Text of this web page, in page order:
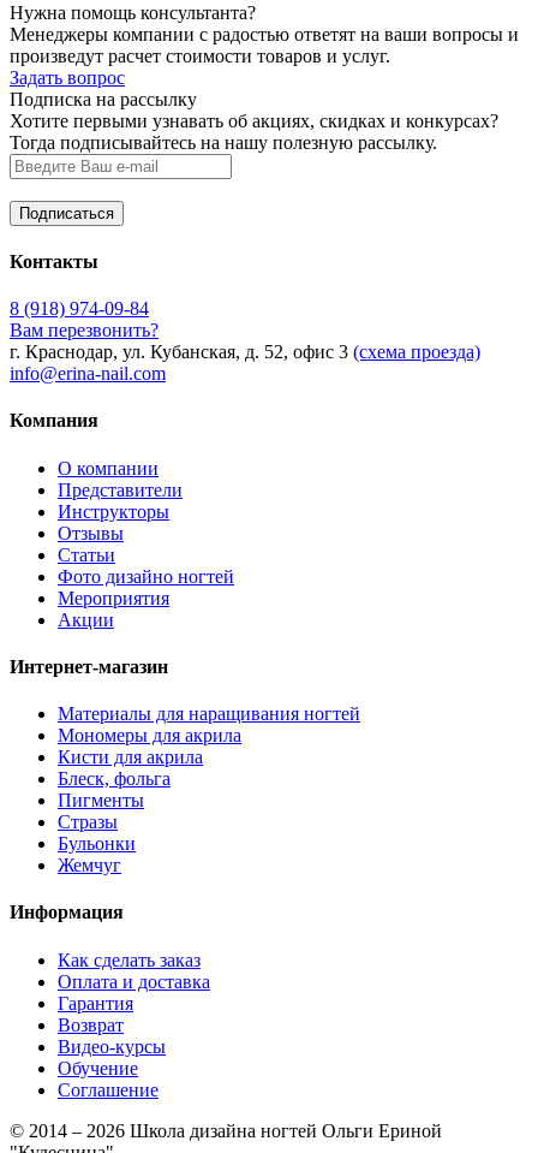
Нужна помощь консультанта?
Менеджеры компании с радостью ответят на ваши вопросы и
произведут расчет стоимости товаров и услуг.
Задать вопрос
Подписка на рассылку
Хотите первыми узнавать об акциях, скидках и конкурсах?
Тогда подписывайтесь на нашу полезную рассылку.
Контакты
8 (918) 974-09-84
Вам перезвонить?
г. Краснодар, ул. Кубанская, д. 52, офис 3 (схема проезда)
info@erina-nail.com
Компания
О компании
Представители
Инструкторы
Отзывы
Статьи
Фото дизайно ногтей
Мероприятия
Акции
Интернет-магазин
Материалы для наращивания ногтей
Мономеры для акрила
Кисти для акрила
Блеск, фольга
Пигменты
Стразы
Бульонки
Жемчуг
Информация
Как сделать заказ
Оплата и доставка
Гарантия
Возврат
Видео-курсы
Обучение
Соглашение
© 2014 – 2026 Школа дизайна ногтей Ольги Ериной